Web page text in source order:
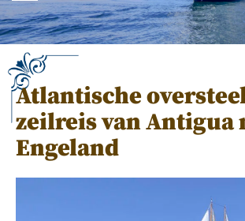
Atlantische
zeilreis van Antigua
Engeland